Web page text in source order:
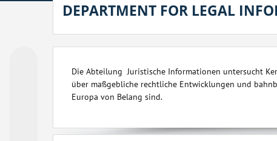
DEPARTMENT FOR LEGAL
Die Abteilung Juristische Informationen untersucht
über maßgebliche rechtliche Entwicklungen und
Europa von Belang sind.